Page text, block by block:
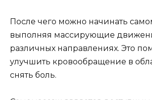
После чего можно начинать
выполняя массирующие
различных направлениях. Это
улучшить кровообращение в
снять боль.